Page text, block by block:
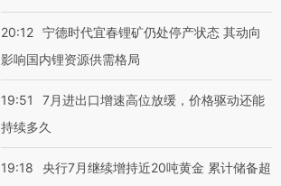
20:12 宁德时代宜春锂矿仍处停产状态 其动向
影响国内锂资源供需格局
19:51
7月进出口增速高位放缓，价格驱动还能
持续多久
19:18
央行7月继续增持近20吨黄金 累计储备超